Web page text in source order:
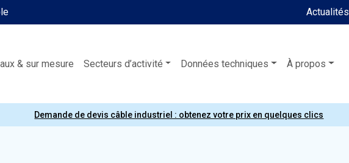
Actualités
& sur mesure Secteurs d’activité Données techniques À propos
Demande de devis câble industriel : obtenez votre prix en quelques clics